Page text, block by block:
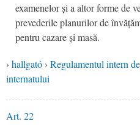
examenelor și a altor forme de
prevederile planurilor de
pentru cazare și masă.
› hallgató › Regulamentul intern
internatului
Art. 22